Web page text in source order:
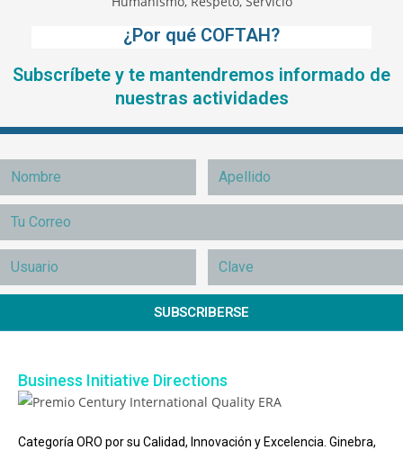
¿Por qué COFTAH?
Subscríbete y te mantendremos informado de
nuestras actividades
SUBSCRIBERSE
Business Initiative Directions
Categoría ORO por su Calidad, Innovación y Excelencia. Ginebra,